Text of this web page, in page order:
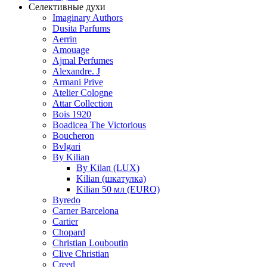
Селективные духи
Imaginary Authors
Dusita Parfums
Aerrin
Amouage
Ajmal Perfumes
Alexandre. J
Armani Prive
Atelier Cologne
Attar Collection
Bois 1920
Boadicea The Victorious
Boucheron
Bvlgari
By Kilian
By Kilan (LUX)
Kilian (шкатулка)
Kilian 50 мл (EURO)
Byredo
Carner Barcelona
Cartier
Chopard
Christian Louboutin
Clive Christian
Creed